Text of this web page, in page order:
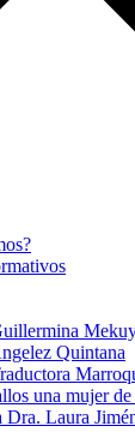
Quintana
una mujer
Dra. Laura